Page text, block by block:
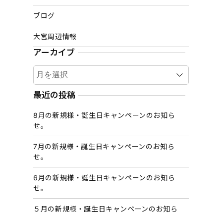
ブログ
大宮周辺情報
アーカイブ
ア
ー
カ
ブ
最近の投稿
8月の新規様・誕生日キャンペーンのお知ら
せ。
7月の新規様・誕生日キャンペーンのお知ら
せ。
6月の新規様・誕生日キャンペーンのお知ら
せ。
５月の新規様・誕生日キャンペーンのお知ら